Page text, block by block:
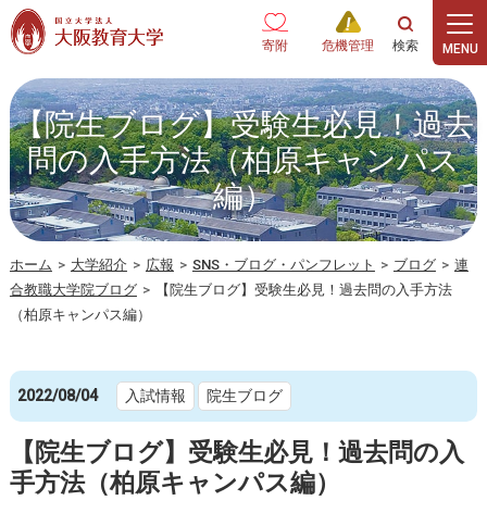
本文へ
寄附 危機管理
【院生ブログ】受験生必見！過去
問の入手方法（柏原キャンパス
編）
ホーム > 大学紹介 > 広報 > SNS・ブログ・パンフレット > ブログ > 連
合教職大学院ブログ >
【院生ブログ】受験生必見！過去問の入手方法
（柏原キャンパス編）
2022/08/04 入試情報 院生ブログ
【院生ブログ】受験生必見！過去問の入
手方法（柏原キャンパス編）